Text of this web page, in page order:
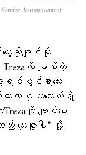
Announcement
တွေဆိုချင်ဆို
ကို ချစ်တဲ့
ရင်ဖွင့်ရာလေး
းတာ ၄လလောက်ရှိ
ကို ချစ်ပေး
ကျေးဇူးပါ” လို့